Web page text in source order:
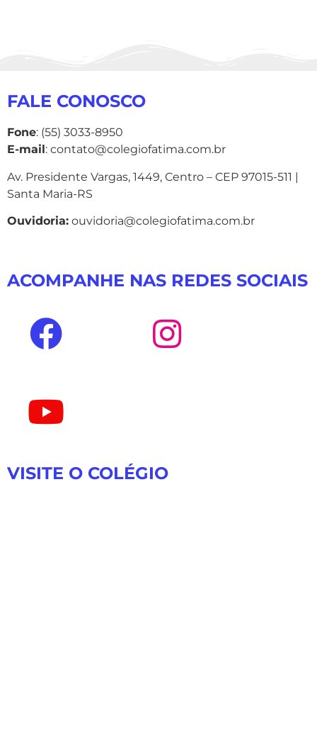
FALE CONOSCO
Fone: (55) 3033-8950
E-mail: contato@colegiofatima.com.br
Av. Presidente Vargas, 1449, Centro – CEP 97015-511 |
Santa Maria-RS
Ouvidoria: ouvidoria@colegiofatima.com.br
ACOMPANHE NAS REDES SOCIAIS
VISITE O COLÉGIO